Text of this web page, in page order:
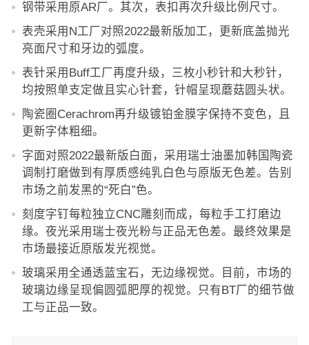
钢带采用原AR厂。其次，表扣再次升级比例尺寸。
表壳采用N工厂对照2022最新版加工，更新底盖抛光
亮面尺寸和牙边的弧度。
表针采用Buff工厂再度升级，三枚小秒针和大秒针，
均按照单支定做且实心针套，针帽呈现蘑菇圆头状。
陶瓷圈Cerachrom再升级镀铂金膜字保持不变色，且
更新字体粗细。
字面对照2022最新版白面，采用瑞士油墨加韩国陶瓷
调制打磨做到有厚质感纯乳白色与原版无色差。告别
市场之前发黑的“死白”色。
刻度字钉每粒独立CNC雕刻而成，每粒手工打磨边
缘。夜光采用瑞士夜光粉与正品无色差。最终效果是
市场最接近原版发光视觉。
玻璃采用全通透蓝宝石，无边缘视觉。目前，市场的
玻璃边缘呈现偏圆弧肥厚的视觉。只有BT厂的细节做
工与正品一致。